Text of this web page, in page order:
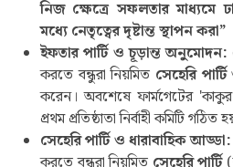
নিজ ক্ষেত্রে সফলতার মাধ্যমে
মধ্যে নেতৃত্বেরদৃষ্টান্তস্থাপনকরা”
ইফতার পার্টি ও চূড়ান্ত অনুমোদন:
করতে বন্ধুরা নিয়মিত সেহেরি পার্টি
করেন। অবশেষে ফার্মগেটের
প্রথম প্রতিষ্ঠাতা নির্বাহী কমিটি গঠিত
সেহেরিপার্টিও ধারাবাহিকআড্ডা:
করতে বন্ধুরা নিয়মিত সেহেরিপার্টি